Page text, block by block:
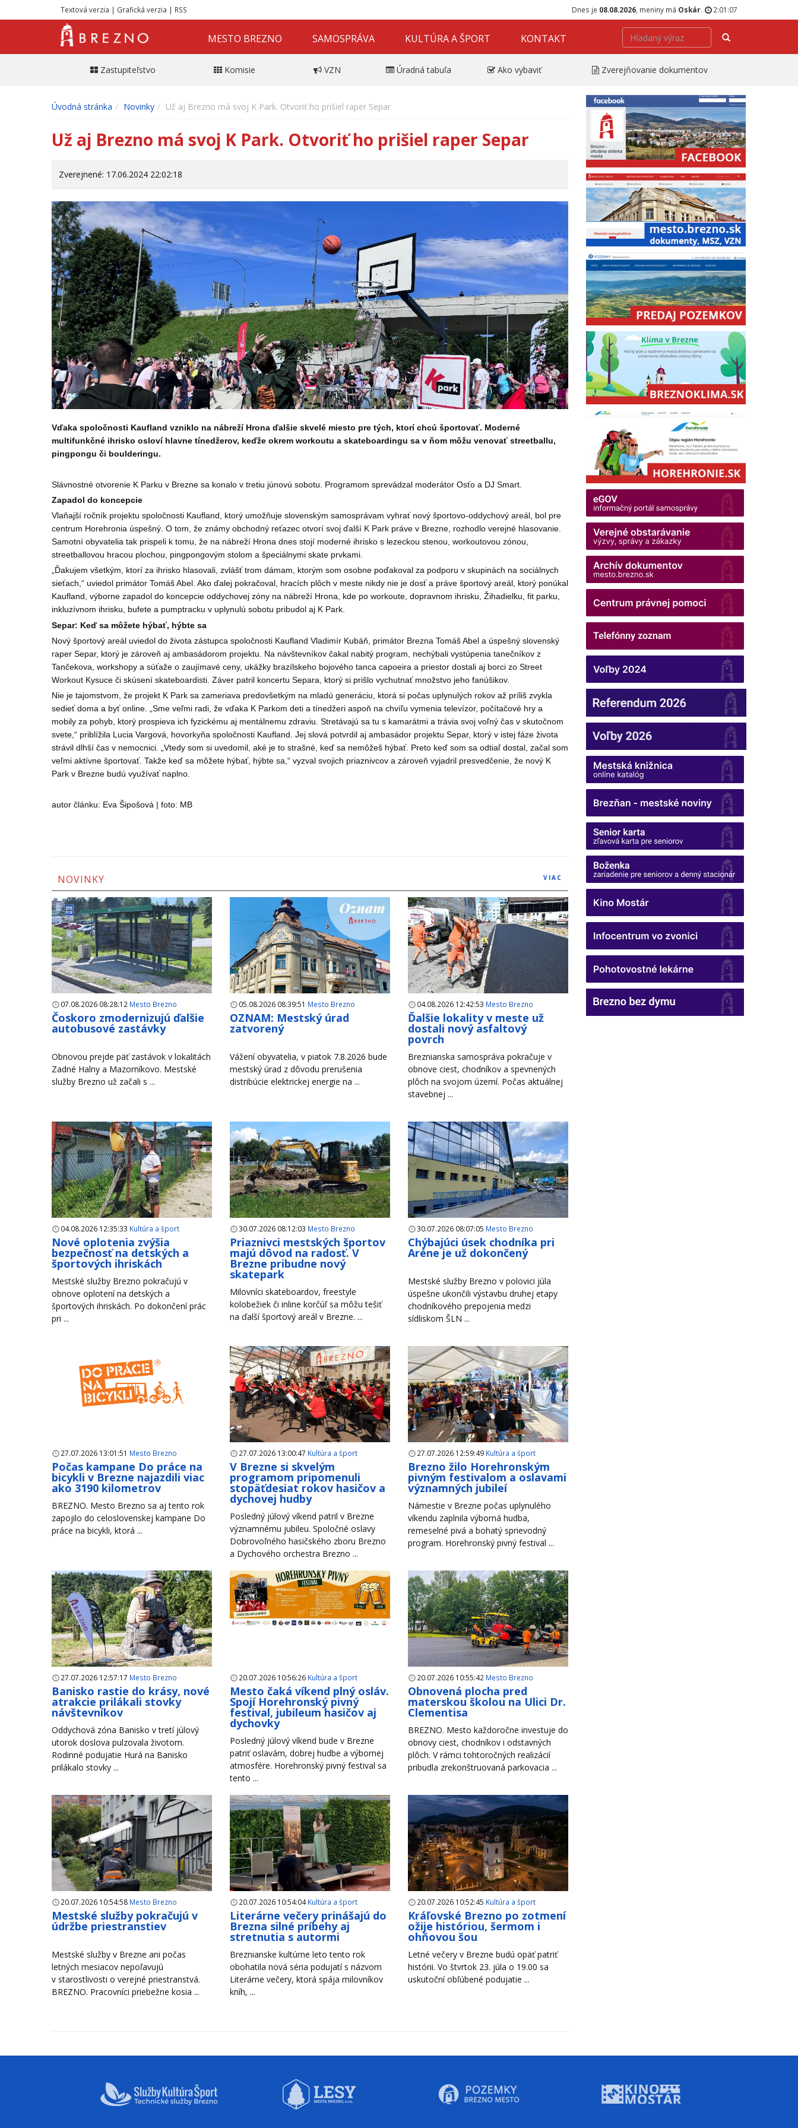
Textová verzia | Grafická verzia | RSS Dnes je 08.08.2026 , meniny má Oskár. 2:01:08
MESTO BREZNO SAMOSPRÁVA KULTÚRA A ŠPORT KONTAKT Hľadať
Zastupiteľstvo Komisie VZN Úradná tabuľa Ako vybaviť Zverejňovanie dokumentov
Úvodná stránka Novinky Už aj Brezno má svoj K Park. Otvoriť ho prišiel raper Separ
Už aj Brezno má svoj K Park. Otvoriť ho prišiel raper Separ
Zverejnené: 17.06.2024 22:02:18
Vďaka spoločnosti Kaufland vzniklo na nábreží Hrona ďalšie skvelé miesto pre tých, ktorí chcú športovať. Moderné
multifunkčné ihrisko osloví hlavne tínedžerov, keďže okrem workoutu a skateboardingu sa v ňom môžu venovať streetballu,
pingpongu či boulderingu.
Slávnostné otvorenie K Parku v Brezne sa konalo v tretiu júnovú sobotu. Programom sprevádzal moderátor Osťo a DJ Smart.
Zapadol do koncepcie
Vlaňajší ročník projektu spoločnosti Kaufland, ktorý umožňuje slovenským samosprávam vyhrať nový športovo-oddychový areál, bol pre
centrum Horehronia úspešný. O tom, že známy obchodný reťazec otvorí svoj ďalší K Park práve v Brezne, rozhodlo verejné hlasovanie.
Samotní obyvatelia tak prispeli k tomu, že na nábreží Hrona dnes stojí moderné ihrisko s lezeckou stenou, workoutovou zónou,
streetballovou hracou plochou, pingpongovým stolom a špeciálnymi skate prvkami.
„Ďakujem všetkým, ktorí za ihrisko hlasovali, zvlášť trom dámam, ktorým som osobne poďakoval za podporu v skupinách na sociálnych
sieťach,“ uviedol primátor Tomáš Abel. Ako ďalej pokračoval, hracích plôch v meste nikdy nie je dosť a práve športový areál, ktorý ponúkal
Kaufland, výborne zapadol do koncepcie oddychovej zóny na nábreží Hrona, kde po workoute, dopravnom ihrisku, Žihadielku, fit parku,
inkluzívnom ihrisku, bufete a pumptracku v uplynulú sobotu pribudol aj K Park.
Separ: Keď sa môžete hýbať, hýbte sa
Nový športový areál uviedol do života zástupca spoločnosti Kaufland Vladimír Kubáň, primátor Brezna Tomáš Abel a úspešný slovenský
raper Separ, ktorý je zároveň aj ambasádorom projektu. Na návštevníkov čakal nabitý program, nechýbali vystúpenia tanečníkov z
Tančekova, workshopy a súťaže o zaujímavé ceny, ukážky brazílskeho bojového tanca capoeira a priestor dostali aj borci zo Street
Workout Kysuce či skúsení skateboardisti. Záver patril koncertu Separa, ktorý si prišlo vychutnať množstvo jeho fanúšikov.
Nie je tajomstvom, že projekt K Park sa zameriava predovšetkým na mladú generáciu, ktorá si počas uplynulých rokov až príliš zvykla
sedieť doma a byť online. „Sme veľmi radi, že vďaka K Parkom deti a tínedžeri aspoň na chvíľu vymenia televízor, počítačové hry a
mobily za pohyb, ktorý prospieva ich fyzickému aj mentálnemu zdraviu. Stretávajú sa tu s kamarátmi a trávia svoj voľný čas v skutočnom
svete,“ priblížila Lucia Vargová, hovorkyňa spoločnosti Kaufland. Jej slová potvrdil aj ambasádor projektu Separ, ktorý v istej fáze života
strávil dlhší čas v nemocnici. „Vtedy som si uvedomil, aké je to strašné, keď sa nemôžeš hýbať. Preto keď som sa odtiaľ dostal, začal som
veľmi aktívne športovať. Takže keď sa môžete hýbať, hýbte sa,“ vyzval svojich priaznivcov a zároveň vyjadril presvedčenie, že nový K
Park v Brezne budú využívať naplno.
autor článku: Eva Šipošová | foto: MB
NOVINKY VIAC
07.08.2026 08:28:12 Mesto Brezno
Čoskoro zmodernizujú ďalšie
autobusové zastávky
Obnovou prejde päť zastávok v lokalitách
Zadné Halny a Mazorníkovo. Mestské
služby Brezno už začali s ...
05.08.2026 08:39:51 Mesto Brezno
OZNAM: Mestský úrad
zatvorený
Vážení obyvatelia, v piatok 7.8.2026 bude
mestský úrad z dôvodu prerušenia
distribúcie elektrickej energie na ...
04.08.2026 12:42:53 Mesto Brezno
Ďalšie lokality v meste už
dostali nový asfaltový
povrch
Breznianska samospráva pokračuje v
obnove ciest, chodníkov a spevnených
plôch na svojom území. Počas aktuálnej
stavebnej ...
04.08.2026 12:35:33 Kultúra a šport
Nové oplotenia zvýšia
bezpečnosť na detských a
športových ihriskách
Mestské služby Brezno pokračujú v
obnove oplotení na detských a
športových ihriskách. Po dokončení prác
pri ...
30.07.2026 08:12:03 Mesto Brezno
Priaznivci mestských športov
majú dôvod na radosť. V
Brezne pribudne nový
skatepark
Milovníci skateboardov, freestyle
kolobežiek či inline korčúľ sa môžu tešiť
na ďalší športový areál v Brezne. ...
30.07.2026 08:07:05 Mesto Brezno
Chýbajúci úsek chodníka pri
Aréne je už dokončený
Mestské služby Brezno v polovici júla
úspešne ukončili výstavbu druhej etapy
chodníkového prepojenia medzi
sídliskom ŠLN ...
27.07.2026 13:01:51 Mesto Brezno
Počas kampane Do práce na
bicykli v Brezne najazdili viac
ako 3190 kilometrov
BREZNO. Mesto Brezno sa aj tento rok
zapojilo do celoslovenskej kampane Do
práce na bicykli, ktorá ...
27.07.2026 13:00:47 Kultúra a šport
V Brezne si skvelým
programom pripomenuli
stopäťdesiat rokov hasičov a
dychovej hudby
Posledný júlový víkend patril v Brezne
významnému jubileu. Spoločné oslavy
Dobrovoľného hasičského zboru Brezno
a Dychového orchestra Brezno ...
27.07.2026 12:59:49 Kultúra a šport
Brezno žilo Horehronským
pivným festivalom a oslavami
významných jubileí
Námestie v Brezne počas uplynulého
víkendu zaplnila výborná hudba,
remeselné pivá a bohatý sprievodný
program. Horehronský pivný festival ...
27.07.2026 12:57:17 Mesto Brezno
Banisko rastie do krásy, nové
atrakcie prilákali stovky
návštevníkov
Oddychová zóna Banisko v tretí júlový
utorok doslova pulzovala životom.
Rodinné podujatie Hurá na Banisko
prilákalo stovky ...
20.07.2026 10:56:26 Kultúra a šport
Mesto čaká víkend plný osláv.
Spojí Horehronský pivný
festival, jubileum hasičov aj
dychovky
Posledný júlový víkend bude v Brezne
patriť oslavám, dobrej hudbe a výbornej
atmosfére. Horehronský pivný festival sa
tento ...
20.07.2026 10:55:42 Mesto Brezno
Obnovená plocha pred
materskou školou na Ulici Dr.
Clementisa
BREZNO. Mesto každoročne investuje do
obnovy ciest, chodníkov i odstavných
plôch. V rámci tohtoročných realizácií
pribudla zrekonštruovaná parkovacia ...
20.07.2026 10:54:58 Mesto Brezno
Mestské služby pokračujú v
údržbe priestranstiev
Mestské služby v Brezne ani počas
letných mesiacov nepoľavujú
v starostlivosti o verejné priestranstvá.
BREZNO. Pracovníci priebežne kosia ...
20.07.2026 10:54:04Kultúra a šport
Literárne večery prinášajú do
Brezna silné príbehy aj
stretnutia s autormi
Breznianske kultúrne leto tento rok
obohatila nová séria podujatí s názvom
Literárne večery, ktorá spája milovníkov
kníh, ...
20.07.2026 10:52:45 Kultúra a šport
Kráľovské Brezno po zotmení
ožije históriou, šermom i
ohňovou šou
Letné večery v Brezne budú opäť patriť
histórii. Vo štvrtok 23. júla o 19.00 sa
uskutoční obľúbené podujatie ...